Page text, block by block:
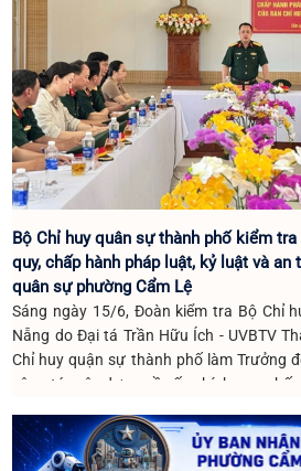
Bộ Chỉ huy quân sự thành phố kiểm
quy, chấp hành pháp luật, kỷ luật và an
quân sự phường Cẩm Lệ
Sáng ngày 15/6, Đoàn kiểm tra Bộ Chỉ
Nẵng do Đại tá Trần Hữu Ích - UVBTV
Chỉ huy quận sự thành phố làm Trưởng
công tác xây dựng nề nếp chính quy,
Việt Hiền - Phó Bí thư Thường trực Đảng